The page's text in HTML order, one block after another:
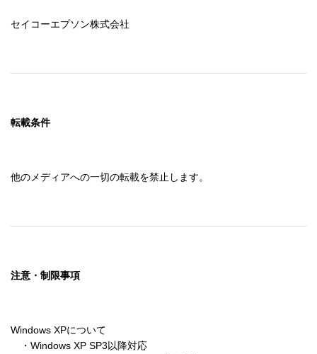
セイコーエプソン株式会社
転載条件
他のメディアへの一切の転載を禁止します。
注意・制限事項
Windows XPについて
・Windows XP SP3以降対応